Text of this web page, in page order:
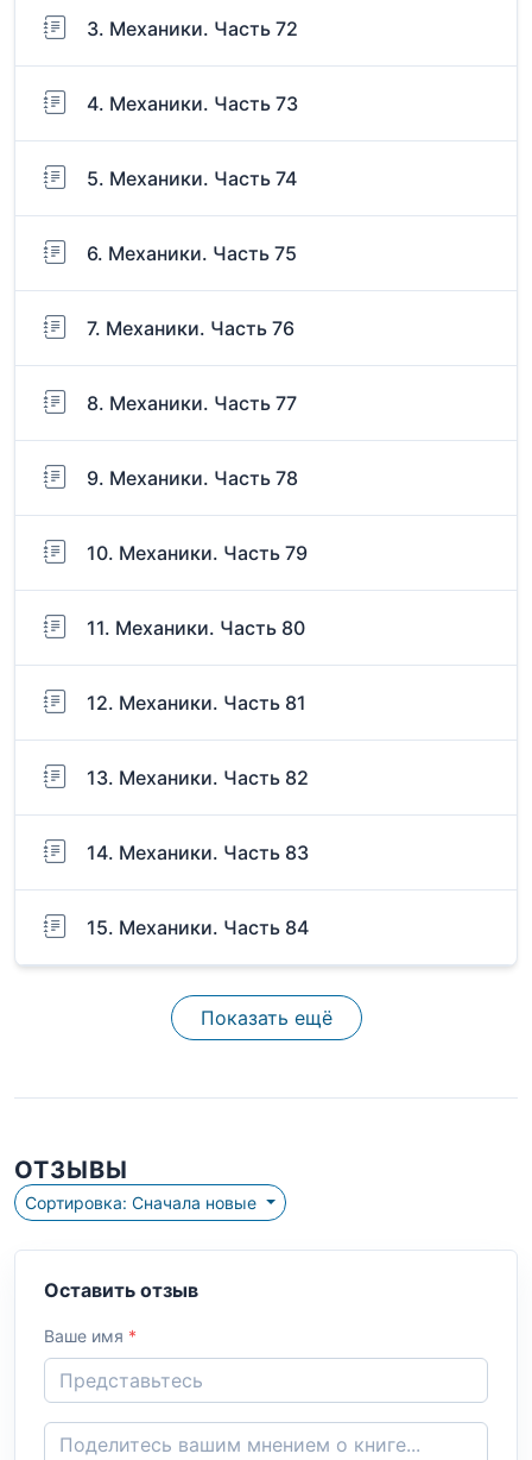
3. Механики. Часть 72
4. Механики. Часть 73
5. Механики. Часть 74
6. Механики. Часть 75
7. Механики. Часть 76
8. Механики. Часть 77
9. Механики. Часть 78
10. Механики. Часть 79
11. Механики. Часть 80
12. Механики. Часть 81
13. Механики. Часть 82
14. Механики. Часть 83
15. Механики. Часть 84
Показать ещё
ОТЗЫВЫ
Сортировка: Сначала новые
Оставить отзыв
Ваше имя *